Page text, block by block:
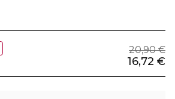
20,90 €
16,72 €